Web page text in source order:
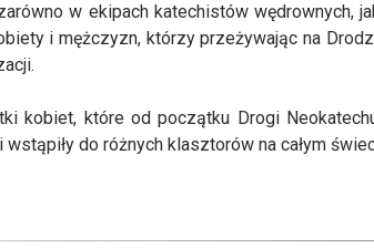
w ekipach katechistów
i mężczyzn, którzy przeżywając na
które od początku Drogi
do różnych klasztorów na całym